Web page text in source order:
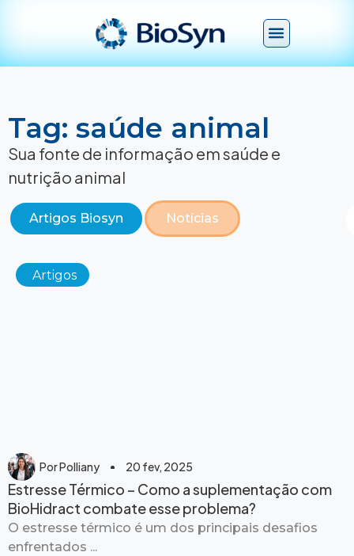
Tag: saúde animal
Sua fonte de informação em saúde e
nutrição animal
Artigos Biosyn Notícias
Artigos
PorPolliany 20 fev, 2025
Estresse Térmico – Como a suplementação com
BioHidract combate esse problema?
O estresse térmico é um dos principais desafios
enfrentados ...